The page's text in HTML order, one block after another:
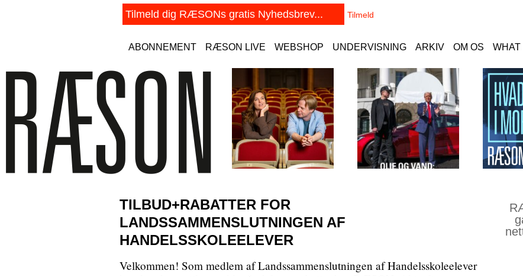
ABONNEMENT RÆSON LIVE WEBSHOP UNDERVISNING ARKIV OM OS
TILBUD+RABATTER FOR
LANDSSAMMENSLUTNINGEN AF
HANDELSSKOLEELEVER
Velkommen! Som medlem af Landssammenslutningen af Handelsskoleelever